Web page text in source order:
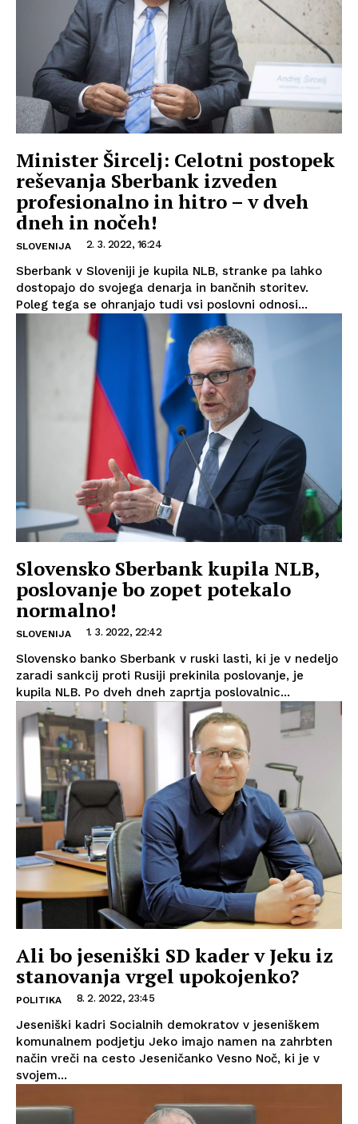
Minister Šircelj: Celotni postopek
reševanja Sberbank izveden
profesionalno in hitro – v dveh
dneh in nočeh!
SLOVENIJA 2. 3. 2022, 16:24
Sberbank v Sloveniji je kupila NLB, stranke pa lahko
dostopajo do svojega denarja in bančnih storitev.
Poleg tega se ohranjajo tudi vsi poslovni odnosi...
Slovensko Sberbank kupila NLB,
poslovanje bo zopet potekalo
normalno!
SLOVENIJA 1. 3. 2022, 22:42
Slovensko banko Sberbank v ruski lasti, ki je v nedeljo
zaradi sankcij proti Rusiji prekinila poslovanje, je
kupila NLB. Po dveh dneh zaprtja poslovalnic...
Ali bo jeseniški SD kader v Jeku iz
stanovanja vrgel upokojenko?
POLITIKA 8. 2. 2022, 23:45
Jeseniški kadri Socialnih demokratov v jeseniškem
komunalnem podjetju Jeko imajo namen na zahrbten
način vreči na cesto Jeseničanko Vesno Noč, ki je v
svojem...